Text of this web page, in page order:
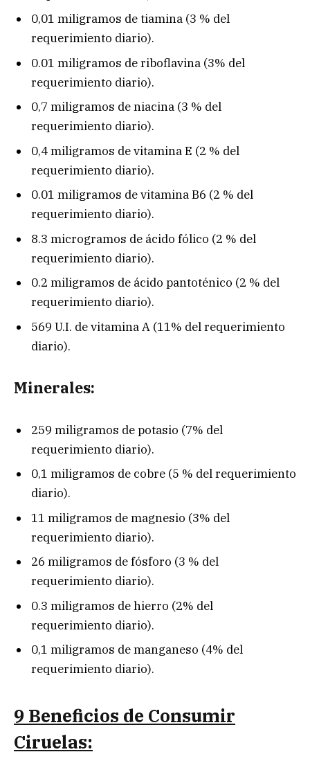
0,01 miligramos de tiamina (3 % del
requerimiento diario).
0.01 miligramos de riboflavina (3% del
requerimiento diario).
0,7 miligramos de niacina (3 % del
requerimiento diario).
0,4 miligramos de vitamina E (2 % del
requerimiento diario).
0.01 miligramos de vitamina B6 (2 % del
requerimiento diario).
8.3 microgramos de ácido fólico (2 % del
requerimiento diario).
0.2 miligramos de ácido pantoténico (2 % del
requerimiento diario).
569 U.I. de vitamina A (11% del requerimiento
diario).
Minerales:
259 miligramos de potasio (7% del
requerimiento diario).
0,1 miligramos de cobre (5 % del requerimiento
diario).
11 miligramos de magnesio (3% del
requerimiento diario).
26 miligramos de fósforo (3 % del
requerimiento diario).
0.3 miligramos de hierro (2% del
requerimiento diario).
0,1 miligramos de manganeso (4% del
requerimiento diario).
9 Beneficios de Consumir
Ciruelas: